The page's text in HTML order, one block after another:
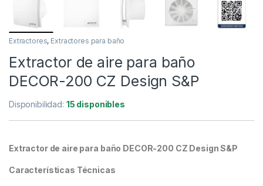
Extractores, Extractores para baño
Extractor de aire para baño
DECOR-200 CZ Design S&P
Disponibilidad: 15 disponibles
Extractor de aire para baño DECOR-200 CZ Design S&P
Características Técnicas